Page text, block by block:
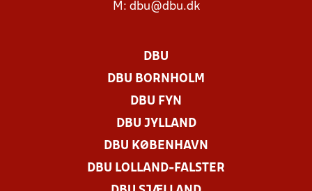
M: dbu@dbu.dk
DBU
DBU BORNHOLM
DBU FYN
DBU JYLLAND
DBU KØBENHAVN
DBU LOLLAND-FALSTER